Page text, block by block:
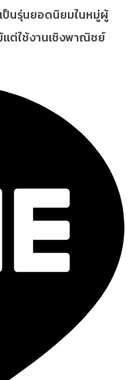
ป็นรุ่นยอดนิยมในหมู่ผู้
แต่ใช้งานเชิงพาณิชย์